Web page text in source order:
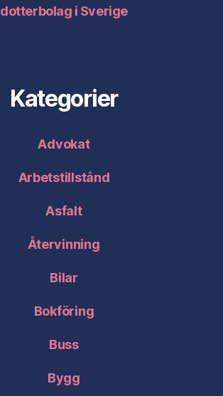
dotterbolag i Sverige
Kategorier
Advokat
Arbetstillstånd
Asfalt
Återvinning
Bilar
Bokföring
Buss
Bygg